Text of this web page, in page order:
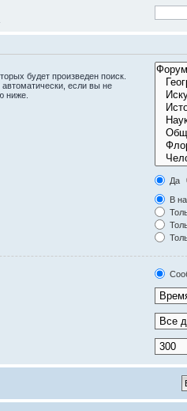
будет произведен поиск.
если вы не
ниже.
Да
В